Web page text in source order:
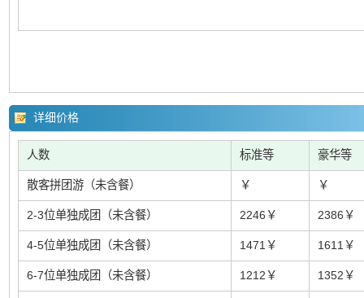
详细价格
人数 标准等 豪华等
散客拼团游（未含餐） ￥ ￥
2-3位单独成团（未含餐） 2246￥ 2386￥
4-5位单独成团（未含餐） 1471￥ 1611￥
6-7位单独成团（未含餐） 1212￥ 1352￥